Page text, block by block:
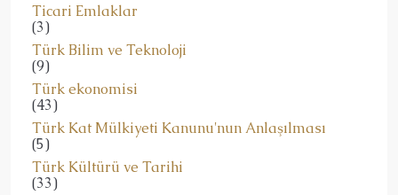
Ticari Emlaklar
(3)
Türk Bilim ve Teknoloji
(9)
Türk ekonomisi
(43)
Türk Kat Mülkiyeti Kanunu'nun Anlaşılması
(5)
Türk Kültürü ve Tarihi
(33)